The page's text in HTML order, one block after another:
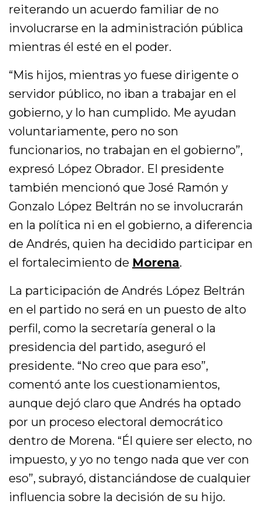
reiterando un acuerdo familiar de no
involucrarse en la administración pública
mientras él esté en el poder.
“Mis hijos, mientras yo fuese dirigente o
servidor público, no iban a trabajar en el
gobierno, y lo han cumplido. Me ayudan
voluntariamente, pero no son
funcionarios, no trabajan en el gobierno”,
expresó López Obrador. El presidente
también mencionó que José Ramón y
Gonzalo López Beltrán no se involucrarán
en la política ni en el gobierno, a diferencia
de Andrés, quien ha decidido participar en
el fortalecimiento de Morena.
La participación de Andrés López Beltrán
en el partido no será en un puesto de alto
perfil, como la secretaría general o la
presidencia del partido, aseguró el
presidente. “No creo que para eso”,
comentó ante los cuestionamientos,
aunque dejó claro que Andrés ha optado
por un proceso electoral democrático
dentro de Morena. “Él quiere ser electo, no
impuesto, y yo no tengo nada que ver con
eso”, subrayó, distanciándose de cualquier
influencia sobre la decisión de su hijo.